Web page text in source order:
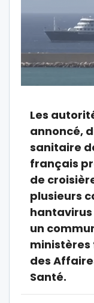
Les
annoncé,
sanitaire
français
de
plusieurs
un
ministères
des
Santé.